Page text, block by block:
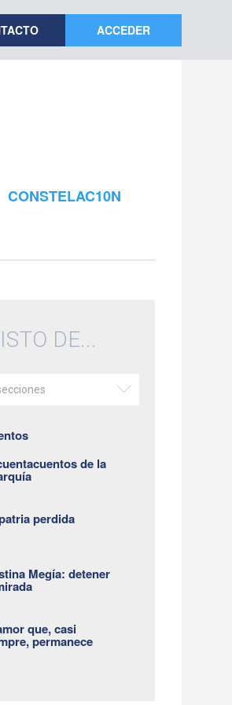
ACCEDER
CONSTELAC10N
DE...
de la
perdida
Megía: detener
que, casi
permanece